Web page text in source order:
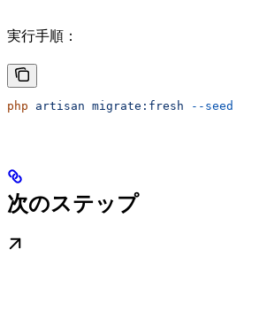
実行手順：
php artisan migrate:fresh --seed
次のステップ